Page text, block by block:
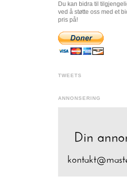
Du kan bidra til
ved å støtte oss med et
pris på!
TWEETS
ANNONSERING